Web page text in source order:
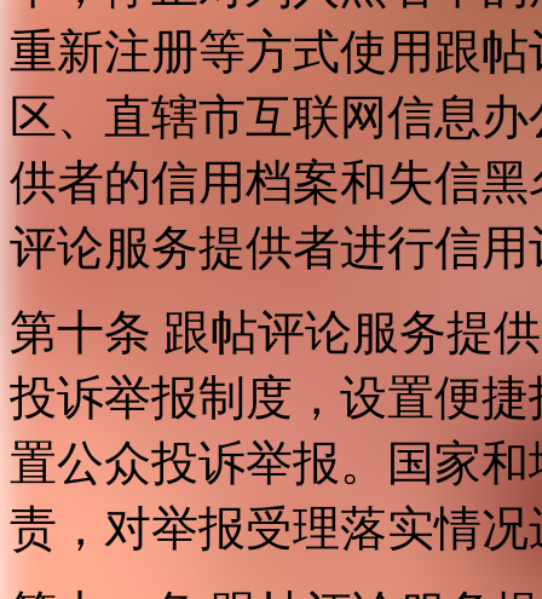
重新注册等方式使用跟
区、直辖市互联网信息
供者的信用档案和失信
评论服务提供者进行信用
第十条 跟帖评论服务提
投诉举报制度，设置便
置公众投诉举报。国家
责，对举报受理落实情